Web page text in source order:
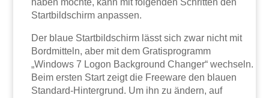
haben möchte, kann mit folgenden Schritten den
Startbildschirm anpassen.
Der blaue Startbildschirm lässt sich zwar nicht mit
Bordmitteln, aber mit dem Gratisprogramm
„Windows 7 Logon Background Changer“ wechseln.
Beim ersten Start zeigt die Freeware den blauen
Standard-Hintergrund. Um ihn zu ändern, auf